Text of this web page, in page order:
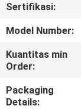
TUR
PABRIK
KONTROL
KUALITAS
Sertifikasi:
Model Number:
Kuantitas min
Order:
Packaging
Details: